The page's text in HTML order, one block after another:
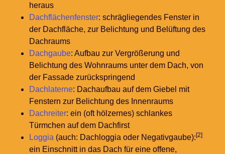
heraus
Dachflächenfenster: schrägliegendes Fenster in
der Dachfläche, zur Belichtung und Belüftung des
Dachraums
Dachgaube: Aufbau zur Vergrößerung und
Belichtung des Wohnraums unter dem Dach, von
der Fassade zurückspringend
Dachlaterne: Dachaufbau auf dem Giebel mit
Fenstern zur Belichtung des Innenraums
Dachreiter: ein (oft hölzernes) schlankes
Türmchen auf dem Dachfirst
Loggia (auch: Dachloggia oder Negativgaube):[2]
ein Einschnitt in das Dach für eine offene,